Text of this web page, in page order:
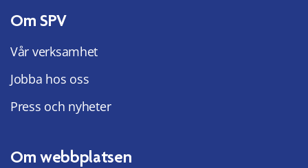
Om SPV
Vår verksamhet
Jobba hos oss
Press och nyheter
Om webbplatsen